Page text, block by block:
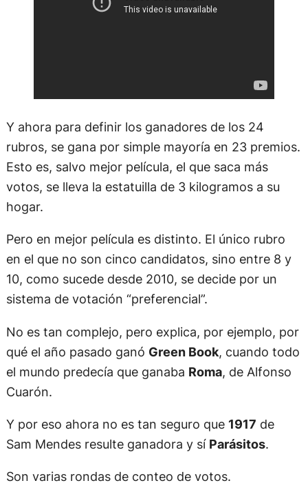
Y ahora para definir los ganadores de los 24
rubros, se gana por simple mayoría en 23 premios.
Esto es, salvo mejor película, el que saca más
votos, se lleva la estatuilla de 3 kilogramos a su
hogar.
Pero en mejor película es distinto. El único rubro
en el que no son cinco candidatos, sino entre 8 y
10, como sucede desde 2010, se decide por un
sistema de votación “preferencial”.
No es tan complejo, pero explica, por ejemplo, por
qué el año pasado ganó Green Book, cuando todo
el mundo predecía que ganaba Roma, de Alfonso
Cuarón.
Y por eso ahora no es tan seguro que 1917 de
Sam Mendes resulte ganadora y sí Parásitos.
Son varias rondas de conteo de votos.